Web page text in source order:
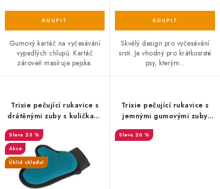
Gumový kartáč na vyčesávání
vypadlých chlupů. Kartáč
zároveň masíruje pejska.
Skvělý design pro vyčesávání
srsti. Je vhodný pro krátkosrsté
psy, kterým...
Trixie pečující rukavice s
drátěnými zuby s kuličkami
18x24 cm
23 %
Akce
Úklid skladu!
Trixie pečující rukavice s
jemnými gumovými zuby
18x24 cm
26 %